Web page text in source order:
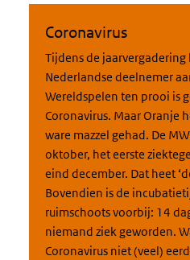
Coronavirus
Tijdens de
Nederlandse deelnemer
Wereldspelen ten prooi is
Coronavirus. Maar Oranje
ware mazzel gehad. De
oktober, het eerste
eind december. Dat heet
Bovendien is de
ruimschoots voorbij: 14
niemand ziek geworden.
Coronavirus niet (veel)